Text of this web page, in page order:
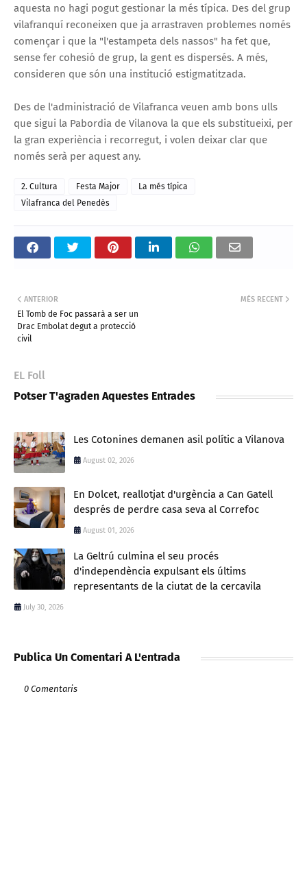
aquesta no hagi pogut gestionar la més típica. Des del grup
vilafranquí reconeixen que ja arrastraven problemes només
començar i que la "l'estampeta dels nassos" ha fet que,
sense fer cohesió de grup, la gent es dispersés. A més,
consideren que són una institució estigmatitzada.
Des de l'administració de Vilafranca veuen amb bons ulls
que sigui la Pabordia de Vilanova la que els substitueixi, per
la gran experiència i recorregut, i volen deixar clar que
només serà per aquest any.
2. Cultura Festa Major
La més típica
Vilafranca del Penedès
MÉS RECENT
ANTERIOR
El Tomb de Foc passarà a ser un
Drac Embolat degut a protecció
civil
EL Foll
Potser T'agraden Aquestes Entrades
Les Cotonines demanen asil polític a Vilanova
August 02, 2026
En Dolcet, reallotjat d'urgència a Can Gatell
després de perdre casa seva al Correfoc
August 01, 2026
La Geltrú culmina el seu procés
d'independència expulsant els últims
representants de la ciutat de la cercavila
July 30, 2026
Publica Un Comentari A L'entrada
0 Comentaris